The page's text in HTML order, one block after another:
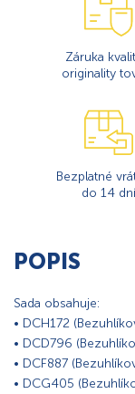
Záruka
originality
Bezplatné
do 14 dní
POPIS
Sada obsahuje:
• DCH172
• DCD796
• DCF887
• DCG405